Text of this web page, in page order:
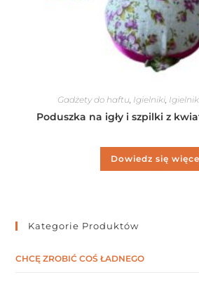
Gadżety do haftu, Igielniki,
Poduszka na igły i szpilki z
Dowiedz się
Kategorie Produktów
CHCĘ ZROBIĆ COŚ ŁADNEGO